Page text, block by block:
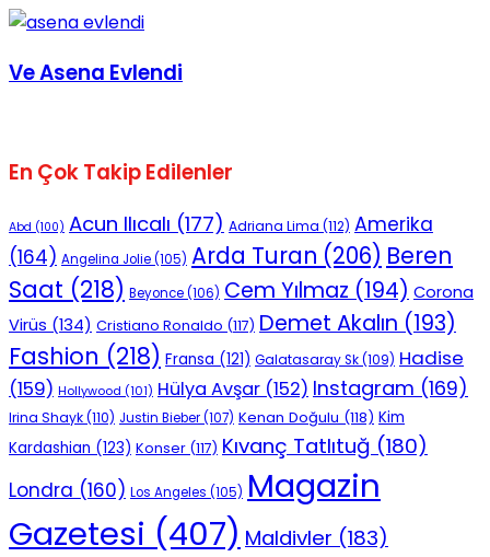
Ve Asena Evlendi
En Çok Takip Edilenler
Abd (100) Acun Ilıcalı (177) Adriana Lima (112) Amerika
(164) Angelina Jolie(105) Arda Turan (206) Beren
Saat (218) Beyonce(106) Cem Yılmaz (194) Corona
Virüs (134) Cristiano Ronaldo (117) Demet Akalın (193)
Fashion (218) Fransa (121) Galatasaray Sk(109) Hadise
(159) Hollywood (101) Hülya Avşar (152) Instagram (169)
Irina Shayk(110) Justin Bieber(107) Kenan Doğulu (118) Kim
Kardashian (123) Konser (117) Kıvanç Tatlıtuğ (180)
Londra (160) Los Angeles (105) Magazin
Gazetesi (407) Maldivler (183)